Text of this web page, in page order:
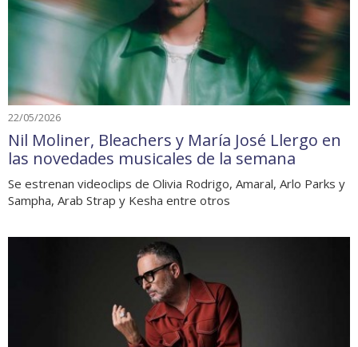
22/05/2026
Nil Moliner, Bleachers y María José Llergo en
las novedades musicales de la semana
Se estrenan videoclips de Olivia Rodrigo, Amaral, Arlo Parks y
Sampha, Arab Strap y Kesha entre otros